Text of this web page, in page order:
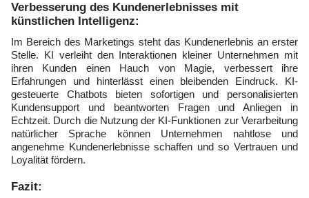
Verbesserung des Kundenerlebnisses mit
künstlichen Intelligenz:
Im Bereich des Marketings steht das Kundenerlebnis an erster
Stelle. KI verleiht den Interaktionen kleiner Unternehmen mit
ihren Kunden einen Hauch von Magie, verbessert ihre
Erfahrungen und hinterlässt einen bleibenden Eindruck. KI-
gesteuerte Chatbots bieten sofortigen und personalisierten
Kundensupport und beantworten Fragen und Anliegen in
Echtzeit. Durch die Nutzung der KI-Funktionen zur Verarbeitung
natürlicher Sprache können Unternehmen nahtlose und
angenehme Kundenerlebnisse schaffen und so Vertrauen und
Loyalität fördern.
Fazit: